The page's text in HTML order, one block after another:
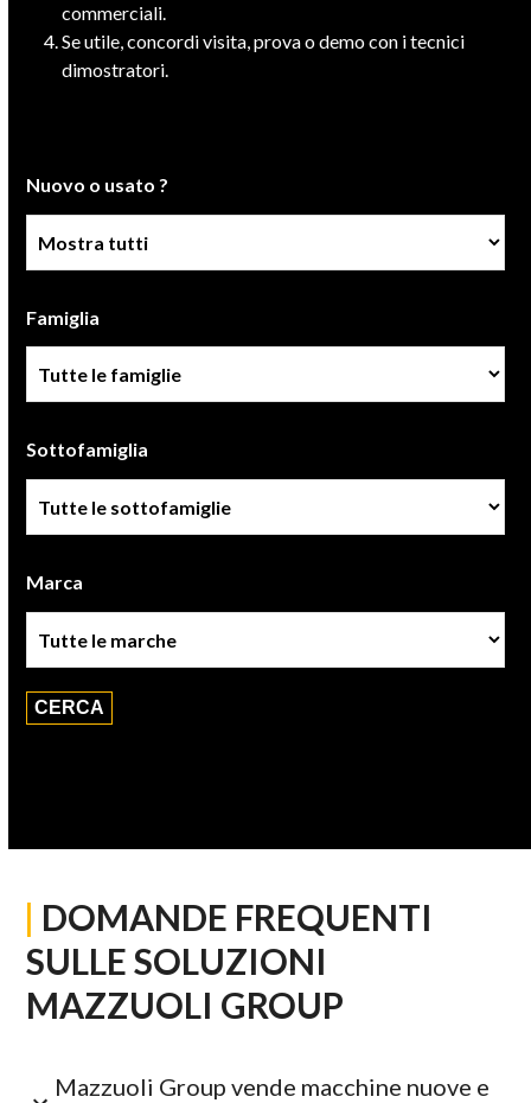
commerciali.
Se utile, concordi visita, prova o demo con i tecnici
dimostratori.
Nuovo o usato ?
Famiglia
Sottofamiglia
Marca
| DOMANDE FREQUENTI
SULLE SOLUZIONI
MAZZUOLI GROUP
Mazzuoli Group vende macchine nuove e